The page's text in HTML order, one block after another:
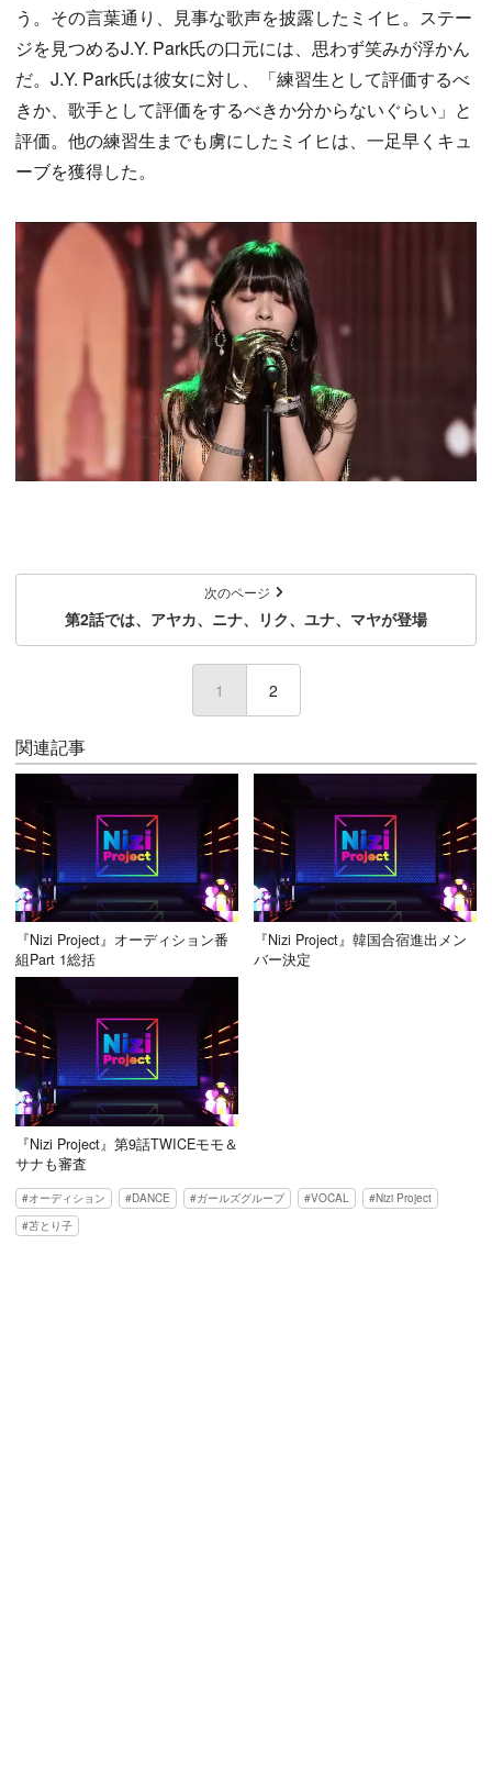
う。その言葉通り、見事な歌声を披露したミイヒ。ステー
ジを見つめるJ.Y. Park氏の口元には、思わず笑みが浮かん
だ。J.Y. Park氏は彼女に対し、「練習生として評価するべ
きか、歌手として評価をするべきか分からないぐらい」と
評価。他の練習生までも虜にしたミイヒは、一足早くキュ
ーブを獲得した。
次のページ
第2話では、アヤカ、ニナ、リク、ユナ、マヤが登場
1 (current)
2
関連記事
『Nizi Project』オーディション番
組Part 1総括
『Nizi Project』韓国合宿進出メン
バー決定
『Nizi Project』第9話TWICEモモ＆
サナも審査
オーディション DANCE ガールズグループ VOCAL
Nizi Project
苫とり子